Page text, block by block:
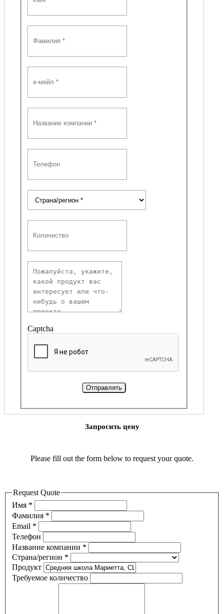
Captcha
Отправлять
Запросить цену
Please fill out the form below to request your quote.
Request Quote
Имя *
Фамилия *
Email *
Телефон
Название компании *
Страна/регион *
Продукт
Требуемое количество